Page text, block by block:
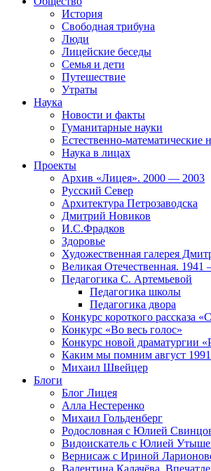
История
Свободная трибуна
Люди
Лицейские беседы
Семья и дети
Путешествие
Утраты
Наука
Новости и факты
Гуманитарные науки
Естественно-математические
Наука в лицах
Проекты
Архив «Лицея». 2000 — 2003
Русский Север
Архитектура Петрозаводска
Дмитрий Новиков
И.С.Фрадков
Здоровье
Художественная галерея
Великая Отечественная.
Педагогика С. Артемьевой
Педагогика школы
Педагогика двора
Конкурс короткого рассказа
Конкурс «Во весь голос»
Конкурс новой драматургии
Каким мы помним август
Михаил Швейцер
Блоги
Блог Лицея
Алла Нестеренко
Михаил Гольденберг
Родословная с Юлией
Видоискатель с Юлией
Вернисаж с Ириной